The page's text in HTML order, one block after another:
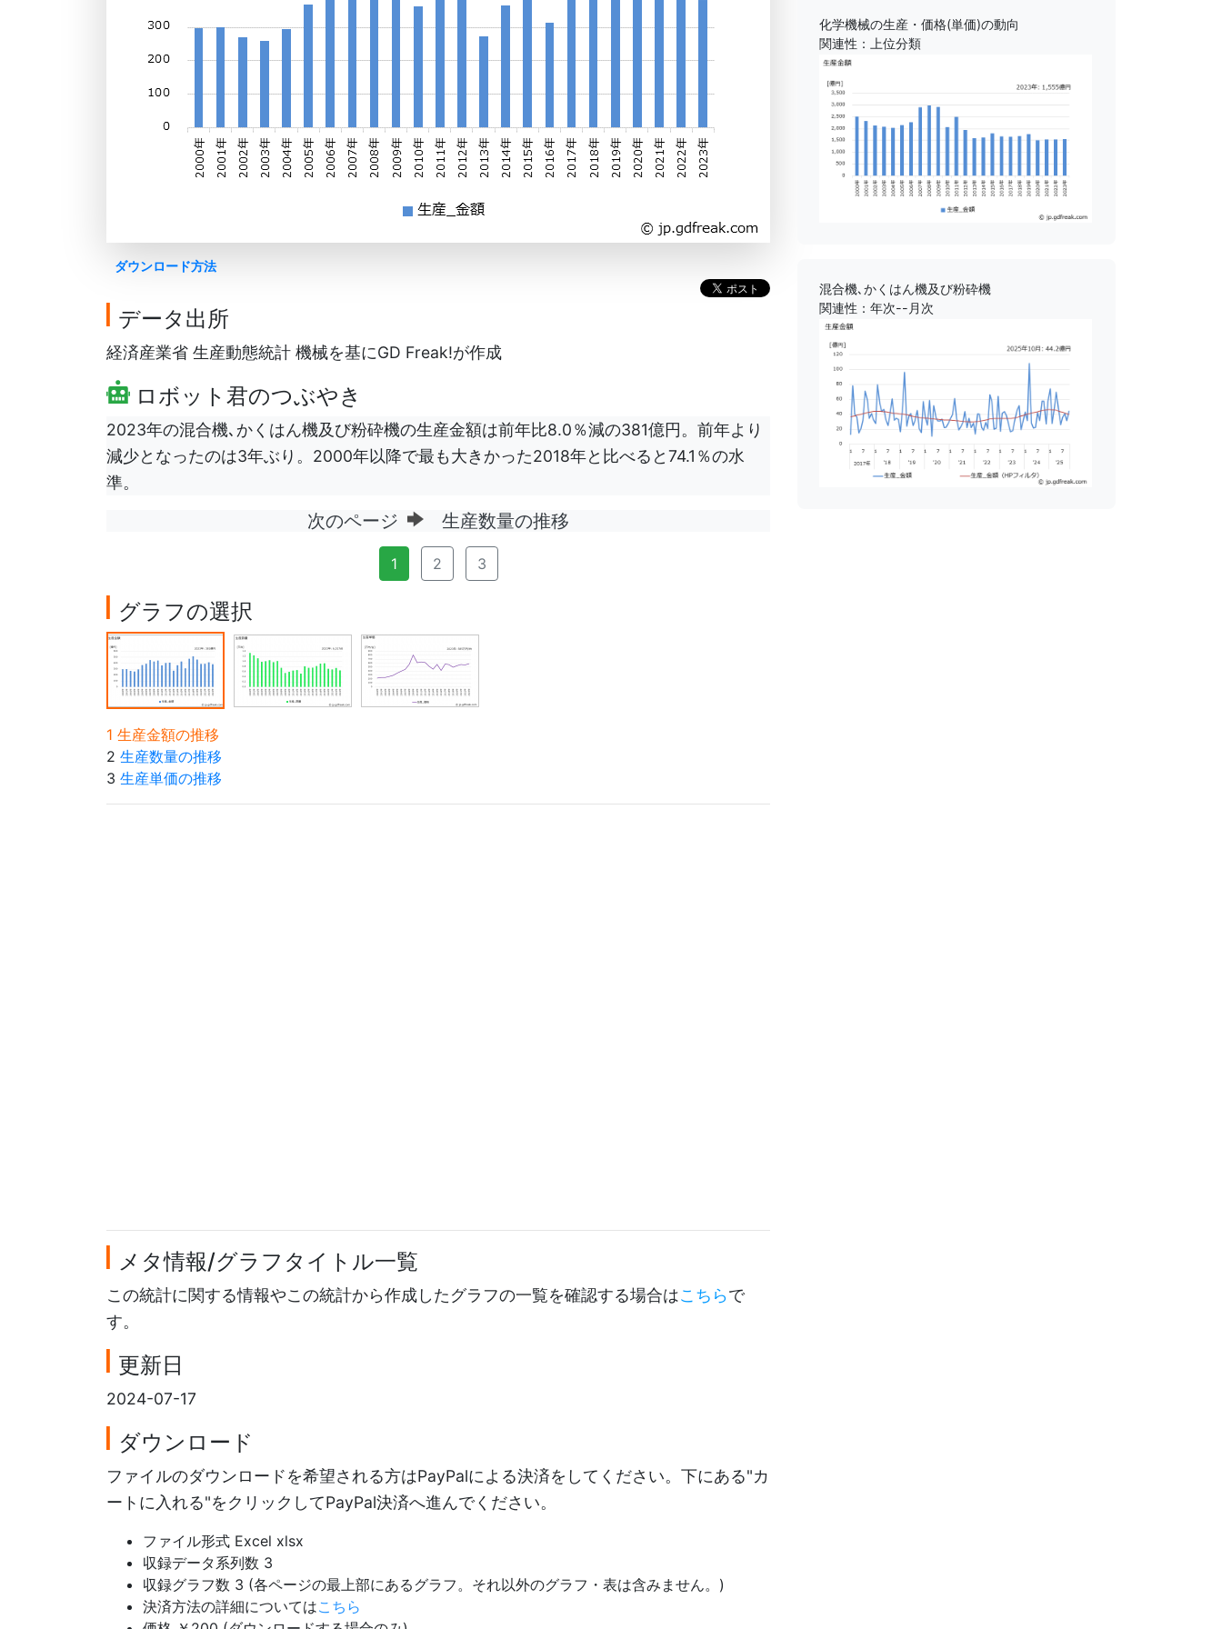
ダウンロード方法
データ出所
経済産業省 生産動態統計 機械を基にGD Freak!が作成
ロボット君のつぶやき
2023年の混合機､かくはん機及び粉砕機の生産金額は前年比8.0％減の381億円。前年より
減少となったのは3年ぶり。2000年以降で最も大きかった2018年と比べると74.1％の水
準。
次のページ 生産数量の推移
1 2 3
グラフの選択
1 生産金額の推移
2 生産数量の推移
3 生産単価の推移
メタ情報/グラフタイトル一覧
この統計に関する情報やこの統計から作成したグラフの一覧を確認する場合はこちらで
す。
更新日
2024-07-17
ダウンロード
ファイルのダウンロードを希望される方はPayPalによる決済をしてください。下にある"カ
ートに入れる"をクリックしてPayPal決済へ進んでください。
ファイル形式 Excel xlsx
収録データ系列数 3
収録グラフ数 3 (各ページの最上部にあるグラフ。それ以外のグラフ・表は含みません。)
決済方法の詳細についてはこちら
化学機械の生産・価格(単価)の動向
関連性：上位分類
混合機､かくはん機及び粉砕機
関連性：年次--月次